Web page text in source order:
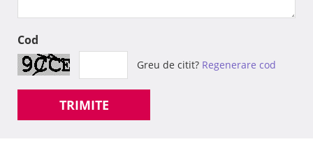
Cod
Greu de citit? Regenerare cod
TRIMITE